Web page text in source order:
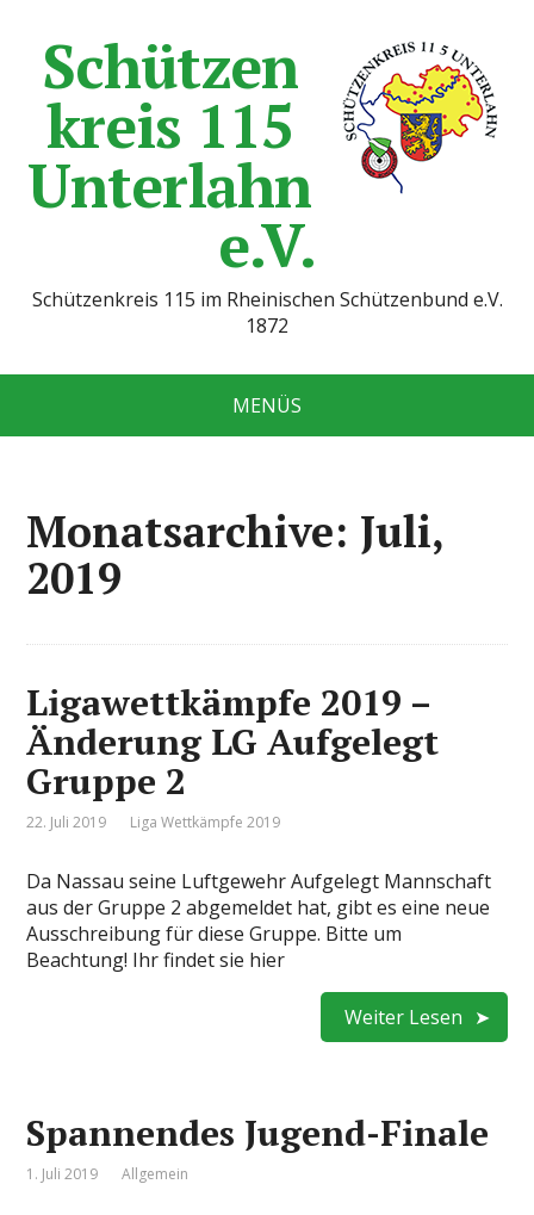
Schützen
kreis 115
Unterlahn
e.V.
Schützenkreis 115 im Rheinischen Schützenbund e.V.
1872
MENÜS
Monatsarchive: Juli,
2019
Ligawettkämpfe 2019 –
Änderung LG Aufgelegt
Gruppe 2
22. Juli 2019 Liga Wettkämpfe 2019
Da Nassau seine Luftgewehr Aufgelegt Mannschaft
aus der Gruppe 2 abgemeldet hat, gibt es eine neue
Ausschreibung für diese Gruppe. Bitte um
Beachtung! Ihr findet sie hier
Weiter Lesen
Spannendes Jugend-Finale
1. Juli 2019 Allgemein